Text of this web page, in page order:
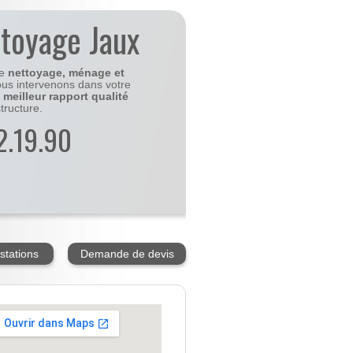
Jaux
nettoyage, ménage et
intervenons dans votre
meilleur rapport qualité
Demande de devis